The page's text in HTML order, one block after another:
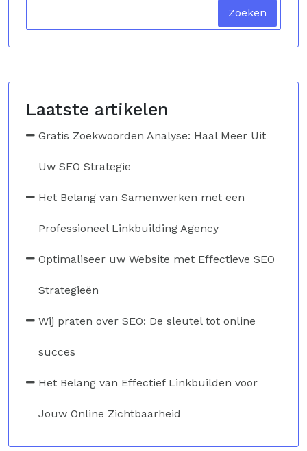
Zoeken
Laatste artikelen
Gratis Zoekwoorden Analyse: Haal Meer Uit
Uw SEO Strategie
Het Belang van Samenwerken met een
Professioneel Linkbuilding Agency
Optimaliseer uw Website met Effectieve SEO
Strategieën
Wij praten over SEO: De sleutel tot online
succes
Het Belang van Effectief Linkbuilden voor
Jouw Online Zichtbaarheid